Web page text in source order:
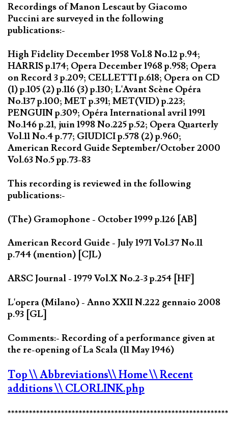
Recordings of Manon Lescaut by Giacomo
Puccini are surveyed in the following
publications:-
High Fidelity December 1958 Vol.8 No.12 p.94;
HARRIS p.174; Opera December 1968 p.958; Opera
on Record 3 p.209; CELLETTI p.618; Opera on CD
(1) p.105 (2) p.116 (3) p.130; L'Avant Scène Opéra
No.137 p.100; MET p.391; MET(VID) p.223;
PENGUIN p.309; Opéra International avril 1991
No.146 p.21, juin 1998 No.225 p.52; Opera Quarterly
Vol.11 No.4 p.77; GIUDICI p.578 (2) p.960;
American Record Guide September/October 2000
Vol.63 No.5 pp.73-83
This recording is reviewed in the following
publications:-
(The) Gramophone - October 1999 p.126 [AB]
American Record Guide - July 1971 Vol.37 No.11
p.744 (mention) [CJL)
ARSC Journal - 1979 Vol.X No.2-3 p.254 [HF]
L'opera (Milano) - Anno XXII N.222 gennaio 2008
p.93 [GL]
Comments:- Recording of a performance given at
the re-opening of La Scala (11 May 1946)
Top\\ Abbreviations\\ Home\\ Recent
additions\\ CLORLINK.php